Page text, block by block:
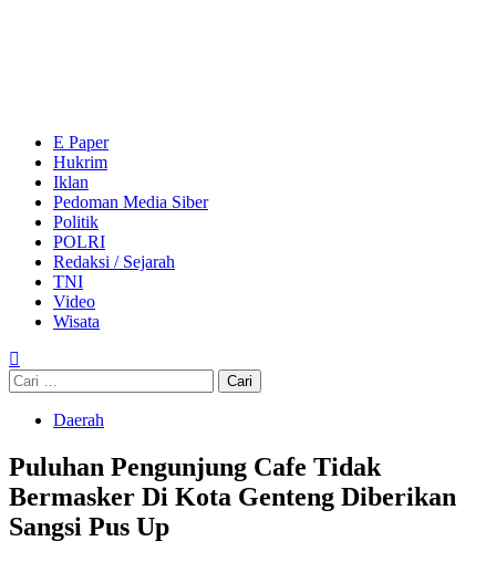
E Paper
Hukrim
Iklan
Pedoman Media Siber
Politik
POLRI
Redaksi / Sejarah
TNI
Video
Wisata
Cari
untuk:
Daerah
Puluhan Pengunjung Cafe Tidak
Bermasker Di Kota Genteng Diberikan
Sangsi Pus Up